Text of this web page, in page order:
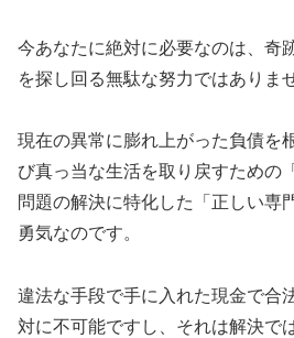
今あなたに絶対に必要なのは、奇
を探し回る無駄な努力ではありま
現在の異常に膨れ上がった負債を
び真っ当な生活を取り戻すための
問題の解決に特化した「正しい専
勇気なのです。
違法な手段で手に入れた現金で合
対に不可能ですし、それは解決で